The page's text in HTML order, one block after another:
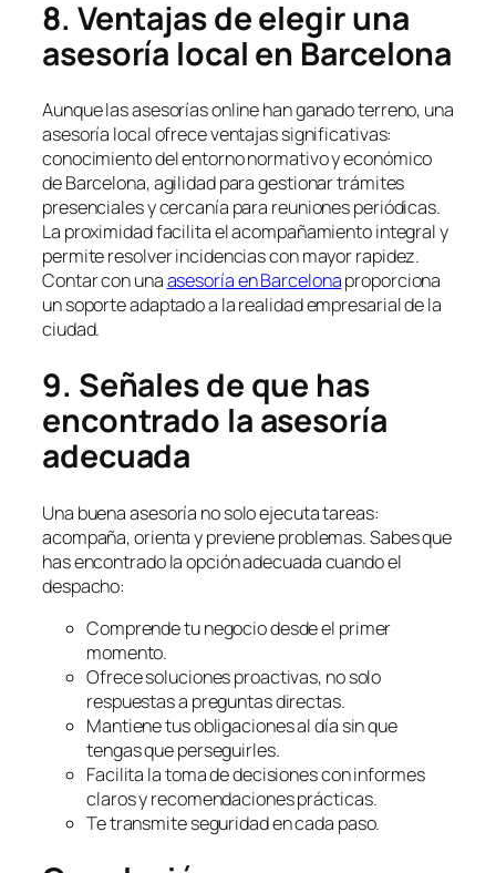
8. Ventajas de elegir una
asesoría local en Barcelona
Aunque las asesorías online han ganado terreno, una
asesoría local ofrece ventajas significativas:
conocimiento del entorno normativo y económico
de Barcelona, agilidad para gestionar trámites
presenciales y cercanía para reuniones periódicas.
La proximidad facilita el acompañamiento integral y
permite resolver incidencias con mayor rapidez.
Contar con unaasesoría en Barcelonaproporciona
un soporte adaptado a la realidad empresarial de la
ciudad.
9. Señales de que has
encontrado la asesoría
adecuada
Una buena asesoría no solo ejecuta tareas:
acompaña, orienta y previene problemas. Sabes que
has encontrado la opción adecuada cuando el
despacho:
Comprende tu negocio desde el primer
momento.
Ofrece soluciones proactivas, no solo
respuestas a preguntas directas.
Mantiene tus obligaciones al día sin que
tengas que perseguirles.
Facilita la toma de decisiones con informes
claros y recomendaciones prácticas.
Te transmite seguridad en cada paso.